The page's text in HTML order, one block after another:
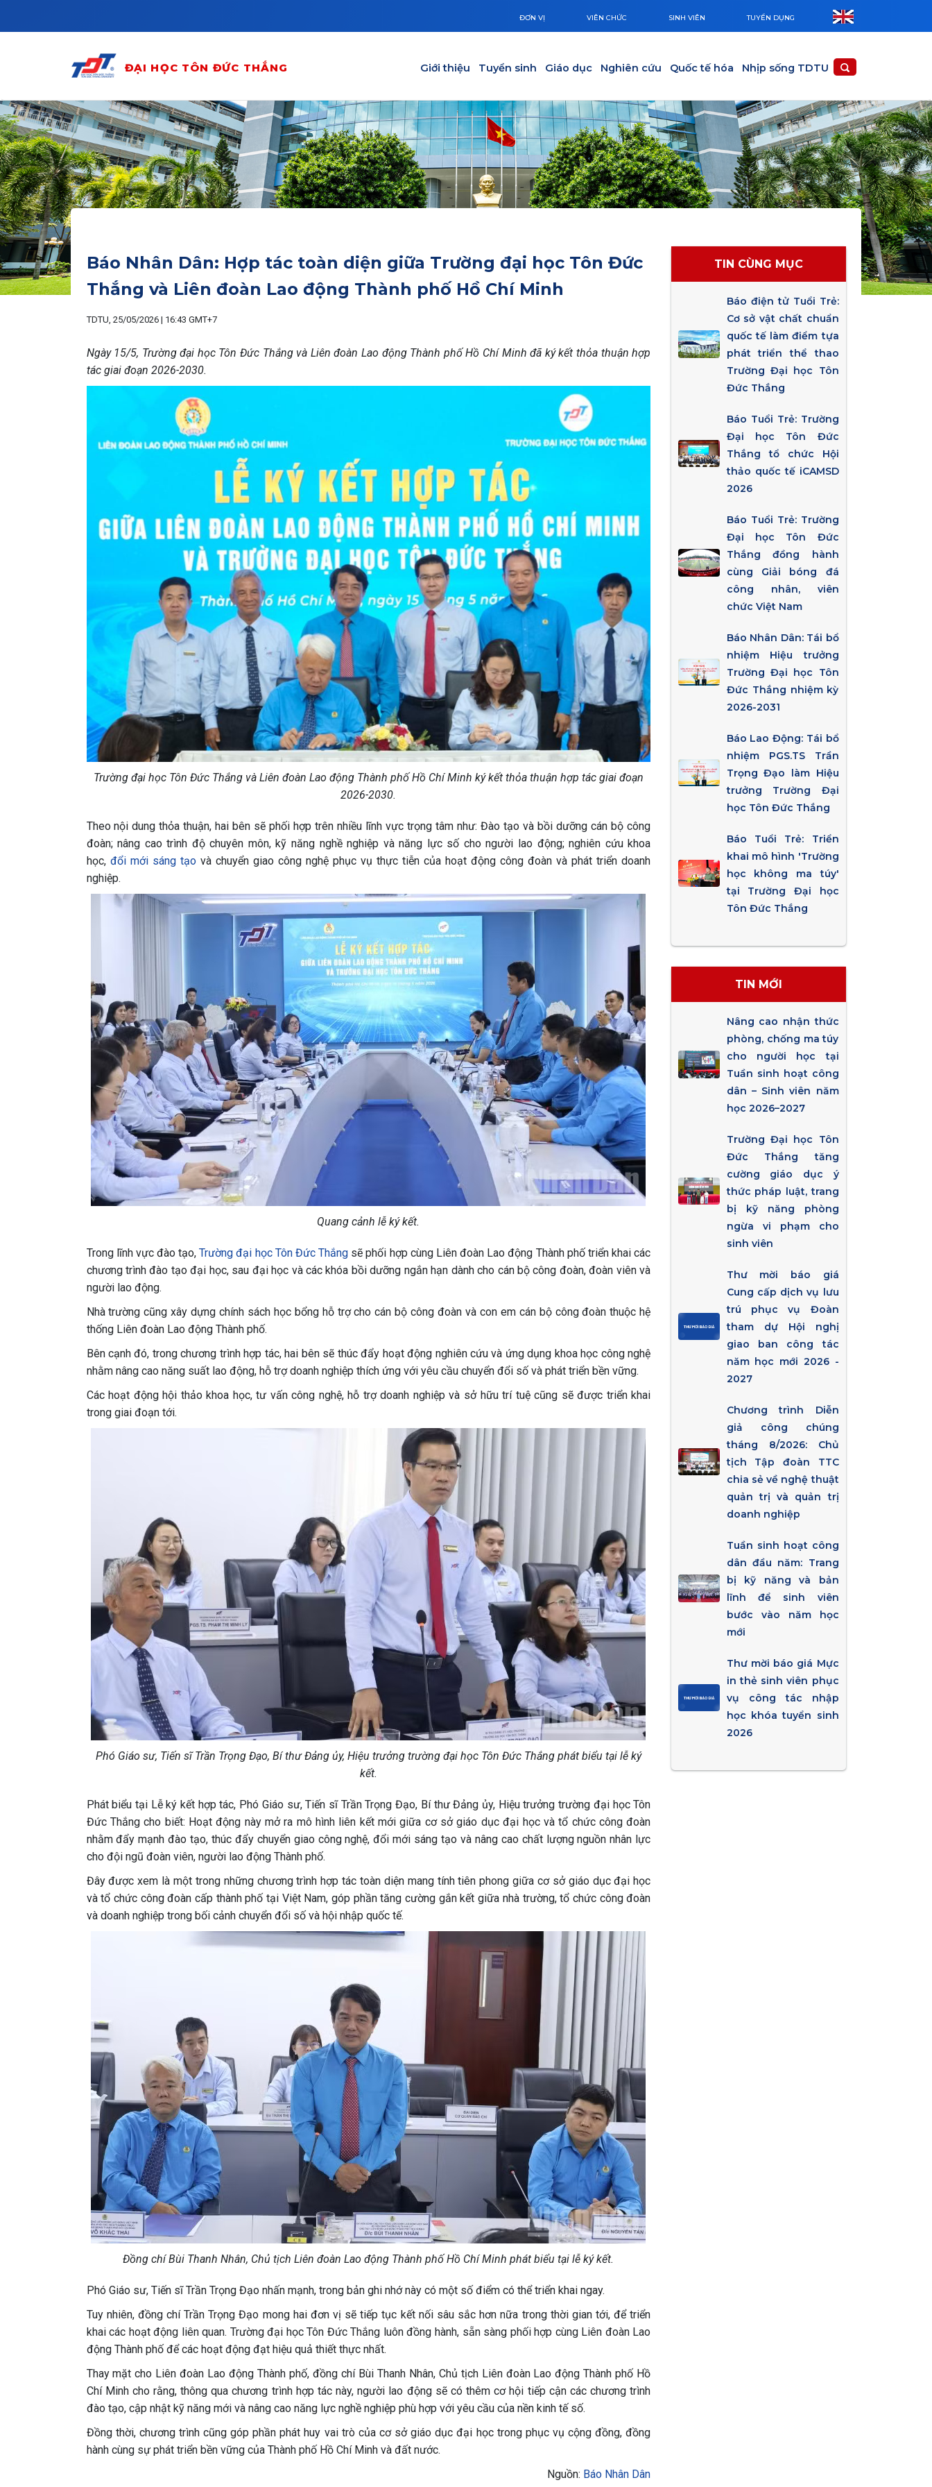
ĐƠN VỊ VIÊN CHỨC SINH VIÊN TUYỂN DỤNG
ĐẠI HỌC TÔN ĐỨC THẮNG Giới thiệu Tuyển sinh Giáo dục Nghiên cứu Quốc tế hóa Nhịp sống TDTU
Báo Nhân Dân: Hợp tác toàn diện giữa Trường đại học Tôn Đức
Thắng và Liên đoàn Lao động Thành phố Hồ Chí Minh
TDTU, 25/05/2026 | 16:43 GMT+7
Ngày 15/5, Trường đại học Tôn Đức Thắng và Liên đoàn Lao độngThành phố Hồ Chí Minh đã ký kết thỏa thuận hợp
tác giai đoạn 2026-2030.
Trường đại học Tôn Đức Thắng và Liên đoàn Lao động Thành phố Hồ Chí Minh ký kết thỏa thuận hợp tác giai đoạn
2026-2030.
Theo nội dung thỏa thuận, hai bên sẽ phối hợp trên nhiều lĩnh vực trọng tâm như: Đào tạo và bồi dưỡng cán bộ công
đoàn; nâng cao trình độ chuyên môn, kỹ năng nghề nghiệp và năng lực số cho người lao động; nghiên cứu khoa
học, đổi mới sáng tạovà chuyển giao công nghệ phục vụ thực tiễn của hoạt động công đoàn và phát triển doanh
nghiệp.
Quang cảnh lễ ký kết.
Trong lĩnh vực đào tạo,Trường đại học Tôn Đức Thắng sẽ phối hợp cùng Liên đoàn Lao động Thành phố triển khai các
chương trình đào tạo đại học, sau đại học và các khóa bồi dưỡng ngắn hạn dành cho cán bộ công đoàn, đoàn viên và
người lao động.
Nhà trường cũng xây dựng chính sách học bổng hỗ trợ cho cán bộ công đoàn và con em cán bộ công đoàn thuộc hệ
thống Liên đoàn Lao động Thành phố.
Bên cạnh đó, trong chương trình hợp tác, hai bên sẽ thúc đẩy hoạt động nghiên cứu và ứng dụng khoa học công nghệ
nhằm nâng cao năng suất lao động, hỗ trợ doanh nghiệp thích ứng với yêu cầu chuyển đổi số và phát triển bền vững.
Các hoạt động hội thảo khoa học, tư vấn công nghệ, hỗ trợ doanh nghiệp và sở hữu trí tuệ cũng sẽ được triển khai
trong giai đoạn tới.
Phó Giáo sư, Tiến sĩ Trần Trọng Đạo, Bí thư Đảng ủy, Hiệu trưởng trường đại học Tôn Đức Thắng phát biểu tại lễ ký
kết.
Phát biểu tại Lễ ký kết hợp tác, Phó Giáo sư, Tiến sĩ Trần Trọng Đạo, Bí thư Đảng ủy, Hiệu trưởng trường đại học Tôn
Đức Thắng cho biết: Hoạt động này mở ra mô hình liên kết mới giữa cơ sở giáo dục đại học và tổ chức công đoàn
nhằm đẩy mạnh đào tạo, thúc đẩy chuyển giao công nghệ, đổi mới sáng tạo và nâng cao chất lượng nguồn nhân lực
cho đội ngũ đoàn viên, người lao động Thành phố.
Đây được xem là một trong những chương trình hợp tác toàn diện mang tính tiên phong giữa cơ sở giáo dục đại học
và tổ chức công đoàn cấp thành phố tại Việt Nam, góp phần tăng cường gắn kết giữa nhà trường, tổ chức công đoàn
và doanh nghiệp trong bối cảnh chuyển đổi số và hội nhập quốc tế.
Đồng chí Bùi Thanh Nhân, Chủ tịch Liên đoàn Lao động Thành phố Hồ Chí Minh phát biểu tại lễ ký kết.
Phó Giáo sư, Tiến sĩ Trần Trọng Đạo nhấn mạnh, trong bản ghi nhớ này có một số điểm có thể triển khai ngay.
Tuy nhiên, đồng chí Trần Trọng Đạo mong hai đơn vị sẽ tiếp tục kết nối sâu sắc hơn nữa trong thời gian tới, để triển
khai các hoạt động liên quan. Trường đại học Tôn Đức Thắng luôn đồng hành, sẵn sàng phối hợp cùng Liên đoàn Lao
động Thành phố để các hoạt động đạt hiệu quả thiết thực nhất.
Thay mặt cho Liên đoàn Lao động Thành phố, đồng chí Bùi Thanh Nhân, Chủ tịch Liên đoàn Lao động Thành phố Hồ
Chí Minh cho rằng, thông qua chương trình hợp tác này, người lao động sẽ có thêm cơ hội tiếp cận các chương trình
đào tạo, cập nhật kỹ năng mới và nâng cao năng lực nghề nghiệp phù hợp với yêu cầu của nền kinh tế số.
Đồng thời, chương trình cũng góp phần phát huy vai trò của cơ sở giáo dục đại học trong phục vụ cộng đồng, đồng
hành cùng sự phát triển bền vững của Thành phố Hồ Chí Minh và đất nước.
Nguồn: Báo Nhân Dân
TIN CÙNG MỤC
Báo điện tử Tuổi Trẻ:
Cơ sở vật chất chuẩn
quốc tế làm điểm tựa
phát triển thể thao
Trường Đại học Tôn
Đức Thắng
Báo Tuổi Trẻ: Trường
Đại học Tôn Đức
Thắng tổ chức Hội
thảo quốc tế iCAMSD
2026
Báo Tuổi Trẻ: Trường
Đại học Tôn Đức
Thắng đồng hành
cùng Giải bóng đá
công nhân, viên
chức Việt Nam
Báo Nhân Dân: Tái bổ
nhiệm Hiệu trưởng
Trường Đại học Tôn
Đức Thắng nhiệm kỳ
2026-2031
Báo Lao Động: Tái bổ
nhiệm PGS.TS Trần
Trọng Đạo làm Hiệu
trưởng Trường Đại
học Tôn Đức Thắng
Báo Tuổi Trẻ: Triển
khai mô hình 'Trường
học không ma túy'
tại Trường Đại học
Tôn Đức Thắng
TIN MỚI
Nâng cao nhận thức
phòng, chống ma túy
cho người học tại
Tuần sinh hoạt công
dân – Sinh viên năm
học 2026–2027
Trường Đại học Tôn
Đức Thắng tăng
cường giáo dục ý
thức pháp luật, trang
bị kỹ năng phòng
ngừa vi phạm cho
sinh viên
Thư mời báo giá
Cung cấp dịch vụ lưu
trú phục vụ Đoàn
tham dự Hội nghị
giao ban công tác
năm học mới 2026 -
2027
Chương trình Diễn
giả công chúng
tháng 8/2026: Chủ
tịch Tập đoàn TTC
chia sẻ về nghệ thuật
quản trị và quản trị
doanh nghiệp
Tuần sinh hoạt công
dân đầu năm: Trang
bị kỹ năng và bản
lĩnh để sinh viên
bước vào năm học
mới
Thư mời báo giá Mực
in thẻ sinh viên phục
vụ công tác nhập
học khóa tuyển sinh
2026